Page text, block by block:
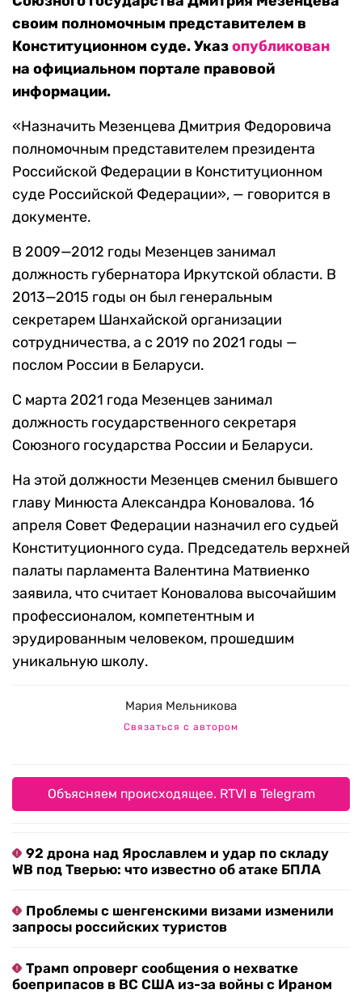
своим полномочным представителем в
Конституционном суде. Указопубликован
на официальном портале правовой
информации.
«Назначить Мезенцева Дмитрия Федоровича
полномочным представителем президента
Российской Федерации в Конституционном
суде Российской Федерации», — говорится в
документе.
В 2009—2012 годы Мезенцев занимал
должность губернатора Иркутской области. В
2013—2015 годы он был генеральным
секретарем Шанхайской организации
сотрудничества, а с 2019 по 2021 годы —
послом России в Беларуси.
С марта 2021 года Мезенцев занимал
должность государственного секретаря
Союзного государства России и Беларуси.
На этой должности Мезенцев сменил бывшего
главу Минюста Александра Коновалова. 16
апреля Совет Федерации назначил его судьей
Конституционного суда. Председатель верхней
палаты парламента Валентина Матвиенко
заявила, что считает Коновалова высочайшим
профессионалом, компетентным и
эрудированным человеком, прошедшим
уникальную школу.
Мария Мельникова
Связаться с автором
Объясняем происходящее. RTVI в Telegram
92 дрона над Ярославлем и удар по складу
WB под Тверью: что известно об атаке БПЛА
Проблемы с шенгенскими визами изменили
запросы российских туристов
Трамп опроверг сообщения о нехватке
боеприпасов в ВС США из-за войны с Ираном